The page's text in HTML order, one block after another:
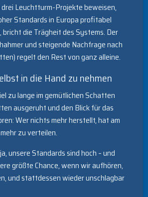
Leuchtturm-Projekte beweisen,
Standards in Europa profitabel
die Trägheit des Systems. Der
und steigende Nachfrage nach
regelt den Rest von ganz alleine.
in die Hand zu nehmen
zu lange im gemütlichen Schatten
ausgeruht und den Blick für das
Wer nichts mehr herstellt, hat am
zu verteilen.
unsere Standards sind hoch – und
größte Chance, wenn wir aufhören,
und stattdessen wieder unschlagbar